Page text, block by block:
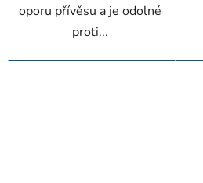
oporu přívěsu a je odolné
proti...